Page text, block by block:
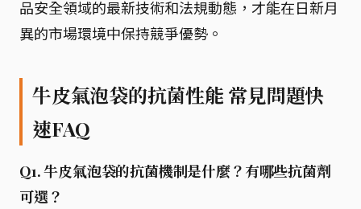
品安全領域的最新技術和法規動態，才能在日新月
異的市場環境中保持競爭優勢。
牛皮氣泡袋的抗菌性能 常見問題快
速FAQ
Q1. 牛皮氣泡袋的抗菌機制是什麼？有哪些抗菌劑
可選？